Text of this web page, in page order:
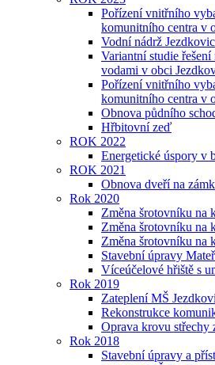
Pořízení vnitřního
komunitního centra v
Vodní nádrž
Variantní studie
vodami v obci
Pořízení vnitřního
komunitního centra v
Obnova půdního
Hřbitovní zeď
ROK 2022
Energetické úspory v
ROK 2021
Obnova dveří na
Rok 2020
Změna šrotovníku na
Změna šrotovníku na
Změna šrotovníku na
Stavební úpravy
Víceúčelové hřiště s
Rok 2019
Zateplení MŠ
Rekonstrukce
Oprava krovu střechy
Rok 2018
Stavební úpravy a